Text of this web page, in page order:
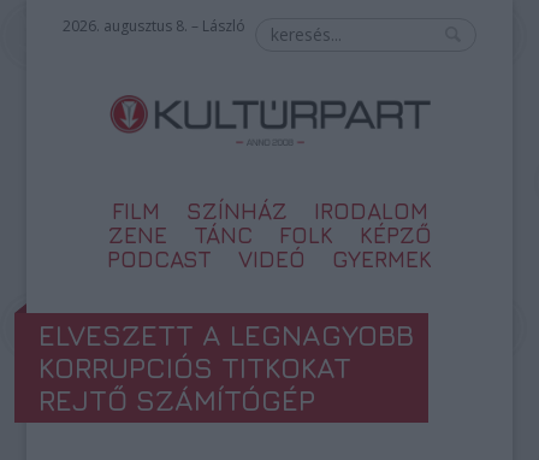
2026. augusztus 8. – László
FILM SZÍNHÁZ
IRODALOM
ZENE
TÁNC FOLK
KÉPZŐ
PODCAST
VIDEÓ GYERMEK
ELVESZETT A LEGNAGYOBB
KORRUPCIÓS TITKOKAT
REJTŐ SZÁMÍTÓGÉP